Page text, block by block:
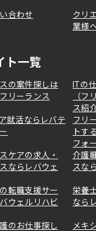
合わせ
クリ
業様
ト一覧
の案件探しは
リーランス
ITの
（フ
ス紹
就活ならレバテ
フリ
トす
フォ
ケアの求人・
ならレバウェ
介護
スな
転職支援サー
ウェルリハビ
栄養
なら
のお仕事探し
メキ